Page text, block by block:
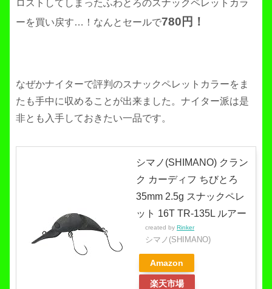
ロストしてしまったふわとろのスナックペレットカラ
ーを買い戻す…！なんとセールで780円！
なぜかナイターで評判のスナックペレットカラーをま
たも手中に収めることが出来ました。ナイター派は是
非とも入手しておきたい一品です。
シマノ(SHIMANO) クラン
ク カーディフ ちびとろ
35mm 2.5g スナックペレ
ット 16T TR-135L ルアー
created by Rinker
シマノ(SHIMANO)
Amazon
楽天市場